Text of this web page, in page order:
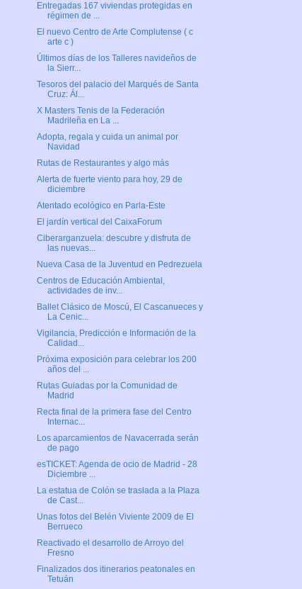
Entregadas 167 viviendas protegidas en
régimen de ...
El nuevo Centro de Arte Complutense ( c
arte c )
Últimos días de los Talleres navideños de
la Sierr...
Tesoros del palacio del Marqués de Santa
Cruz: Ál...
X Masters Tenis de la Federación
Madrileña en La ...
Adopta, regala y cuida un animal por
Navidad
Rutas de Restaurantes y algo más
Alerta de fuerte viento para hoy, 29 de
diciembre
Atentado ecológico en Parla-Este
El jardín vertical del CaixaForum
Ciberarganzuela: descubre y disfruta de
las nuevas...
Nueva Casa de la Juventud en Pedrezuela
Centros de Educación Ambiental,
actividades de inv...
Ballet Clásico de Moscú, El Cascanueces y
La Cenic...
Vigilancia, Predicción e Información de la
Calidad...
Próxima exposición para celebrar los 200
años del ...
Rutas Guiadas por la Comunidad de
Madrid
Recta final de la primera fase del Centro
Internac...
Los aparcamientos de Navacerrada serán
de pago
esTICKET: Agenda de ocio de Madrid - 28
Diciembre ...
La estatua de Colón se traslada a la Plaza
de Cast...
Unas fotos del Belén Viviente 2009 de El
Berrueco
Reactivado el desarrollo de Arroyo del
Fresno
Finalizados dos itinerarios peatonales en
Tetuán